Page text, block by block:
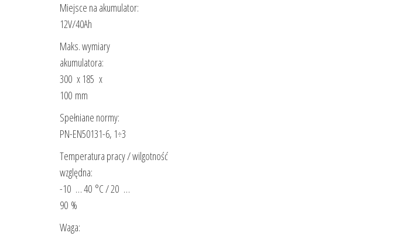
Miejsce na akumulator:
12V/40Ah
Maks. wymiary
akumulatora:
300 x 185 x
100 mm
Spełniane normy:
PN-EN50131-6, 1÷3
Temperatura pracy / wilgotność
względna:
-10 … 40 °C / 20 …
90 %
Waga: